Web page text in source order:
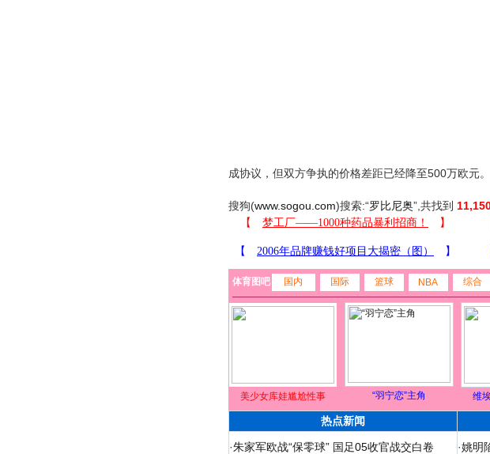
成协议，但双方争执的价格差距已经降至500万欧元。
搜狗(www.sogou.com)搜索:“罗比尼奥”,共找到
体育图吧 国内 国际 篮球 NBA 综合
美少女库娃尴尬性事 “羽宁恋”主角 维
热点新闻
·朱家军欧战“保零球” 国足05收官战交白卷
·姚明